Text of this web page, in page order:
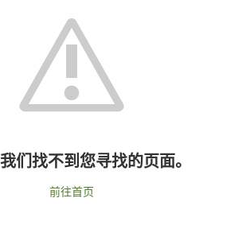
们找不到您寻找的页面。
前往首页